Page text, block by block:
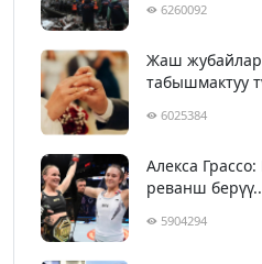
6260092
Жаш жубайлар
табышмактуу
6025384
Алекса
реванш
5904294